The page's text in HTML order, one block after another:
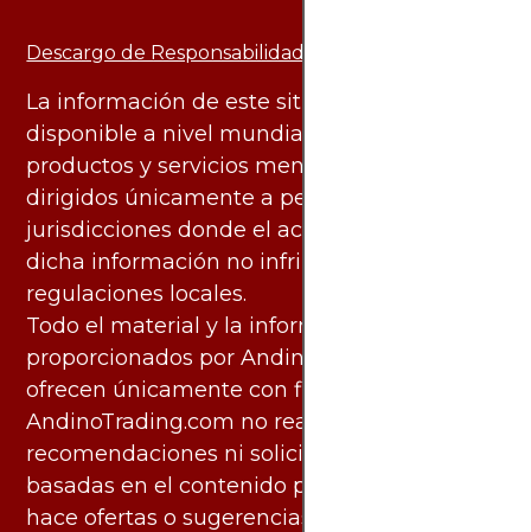
Descargo de Responsabilidad:
La información de este sitio web está
disponible a nivel mundial. Sin embargo, los
productos y servicios mencionados están
dirigidos únicamente a personas en
jurisdicciones donde el acceso y uso de
dicha información no infringe leyes o
regulaciones locales.
Todo el material y la información
proporcionados por AndinoTrading.com se
ofrecen únicamente con fines informativos.
AndinoTrading.com no realiza
recomendaciones ni solicita acciones
basadas en el contenido proporcionado, ni
hace ofertas o sugerencias para invertir o